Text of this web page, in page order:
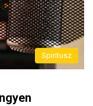
Spiritusz